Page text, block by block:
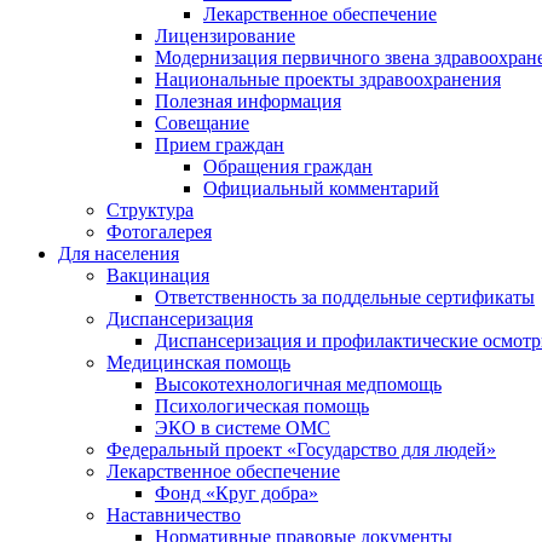
Лекарственное обеспечение
Лицензирование
Модернизация первичного звена
Национальные проекты здравоохранения
Полезная информация
Совещание
Прием граждан
Обращения граждан
Официальный комментарий
Структура
Фотогалерея
Для населения
Вакцинация
Ответственность за поддельные сертификаты
Диспансеризация
Диспансеризация и профилактические
Медицинская помощь
Высокотехнологичная медпомощь
Психологическая помощь
ЭКО в системе ОМС
Федеральный проект «Государство для людей»
Лекарственное обеспечение
Фонд «Круг добра»
Наставничество
Нормативные правовые документы